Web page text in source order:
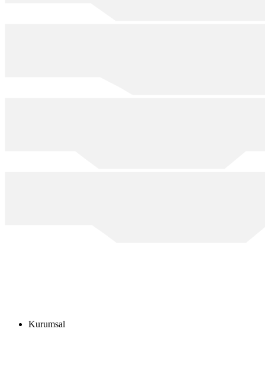
Kurumsal